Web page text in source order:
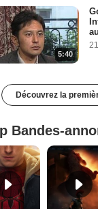
5:40
Découvrez la
Bandes-
Spider-Man: Brand New Day Bande-annonce VO STFR L'Odyssée